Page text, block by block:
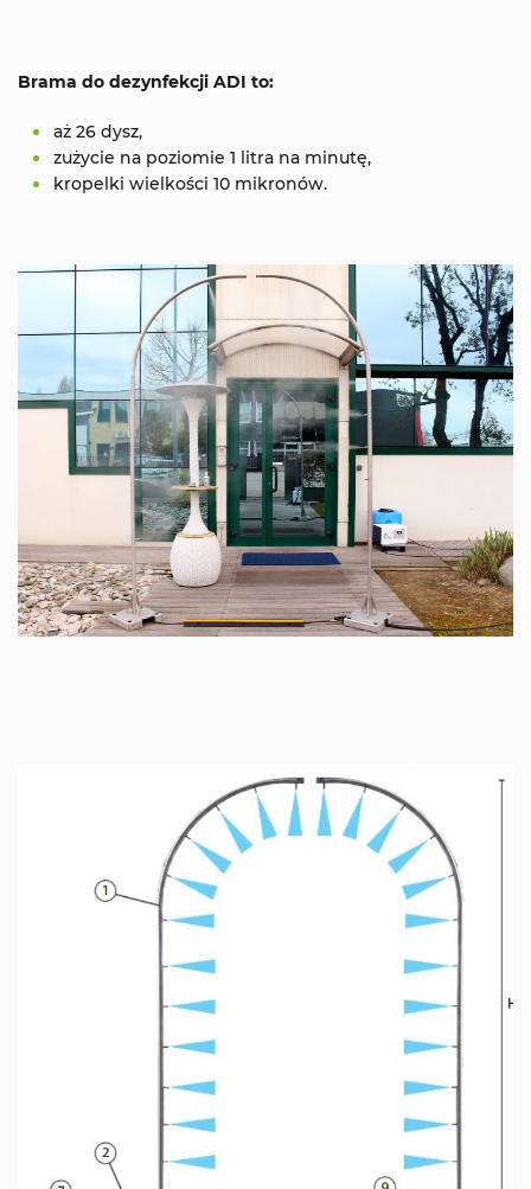
Brama do dezynfekcji ADI to:
aż 26 dysz,
zużycie na poziomie 1 litra na minutę,
kropelki wielkości 10 mikronów.